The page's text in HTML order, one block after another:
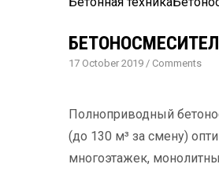
17 October 2019 / Comments
Полноприводный
(до 130 м³ за смену)
многоэтажек,